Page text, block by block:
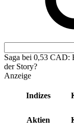
Saga bei 0,53 CAD:
der Story?
Anzeige
Indizes
Aktien